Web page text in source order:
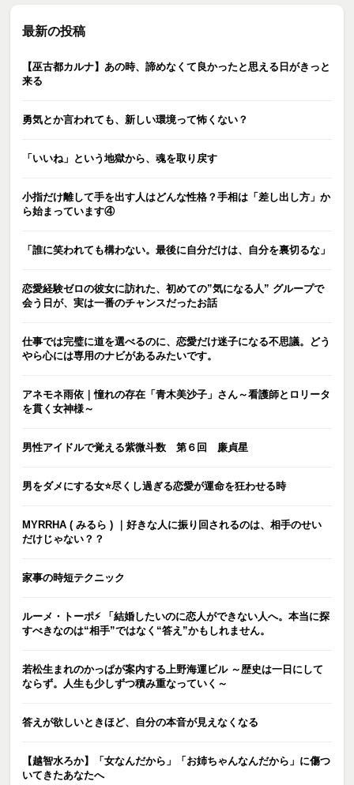
最新の投稿
【巫古都カルナ】あの時、諦めなくて良かったと思える日がきっと
来る
勇気とか言われても、新しい環境って怖くない？
「いいね」という地獄から、魂を取り戻す
小指だけ離して手を出す人はどんな性格？手相は「差し出し方」か
ら始まっています④
「誰に笑われても構わない。最後に自分だけは、自分を裏切るな」
恋愛経験ゼロの彼女に訪れた、初めての”気になる人” グループで
会う日が、実は一番のチャンスだったお話
仕事では完璧に道を選べるのに、恋愛だけ迷子になる不思議。どう
やら心には専用のナビがあるみたいです。
アネモネ雨依｜憧れの存在「青木美沙子」さん～看護師とロリータ
を貫く女神様～
男性アイドルで覚える紫微斗数 第６回 廉貞星
男をダメにする女⭐️尽くし過ぎる恋愛が運命を狂わせる時
MYRRHA ( みるら ) ｜好きな人に振り回されるのは、相手のせい
だけじゃない？？
家事の時短テクニック
ルーメ・トーポ⚡️ 「結婚したいのに恋人ができない人へ。本当に探
すべきなのは“相手”ではなく“答え”かもしれません。
若松生まれのかっぱが案内する上野海運ビル ～歴史は一日にして
ならず。人生も少しずつ積み重なっていく～
答えが欲しいときほど、自分の本音が見えなくなる
【越智水ろか】「女なんだから」「お姉ちゃんなんだから」に傷つ
いてきたあなたへ